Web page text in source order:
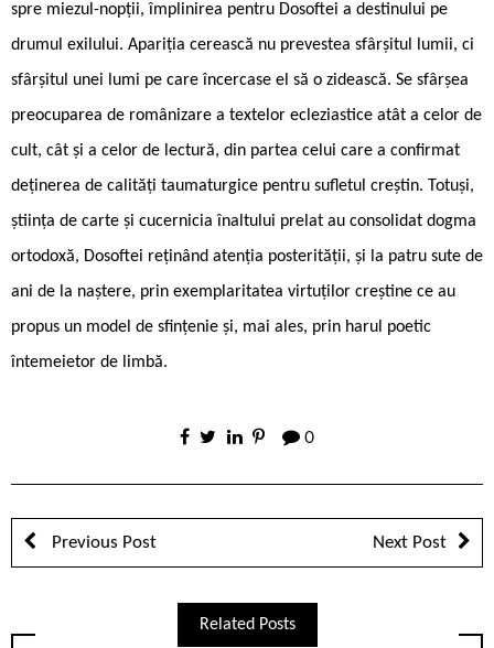
spre miezul-nopții, împlinirea pentru Dosoftei a destinului pe
drumul exilului. Apariția cerească nu prevestea sfârșitul lumii, ci
sfârșitul unei lumi pe care încercase el să o zidească. Se sfârșea
preocuparea de românizare a textelor ecleziastice atât a celor de
cult, cât și a celor de lectură, din partea celui care a confirmat
deținerea de calități taumaturgice pentru sufletul creștin. Totuși,
știința de carte și cucernicia înaltului prelat au consolidat dogma
ortodoxă, Dosoftei reținând atenția posterității, și la patru sute de
ani de la naștere, prin exemplaritatea virtuților creștine ce au
propus un model de sfințenie și, mai ales, prin harul poetic
întemeietor de limbă.
0
Previous Post Next Post
Related Posts